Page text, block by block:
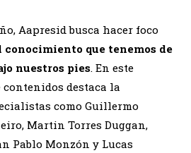
Aapresid busca hacer foco
que tenemos de
nuestros pies. En este
destaca la
como Guillermo
Martin Torres Duggan,
Pablo Monzón y Lucas